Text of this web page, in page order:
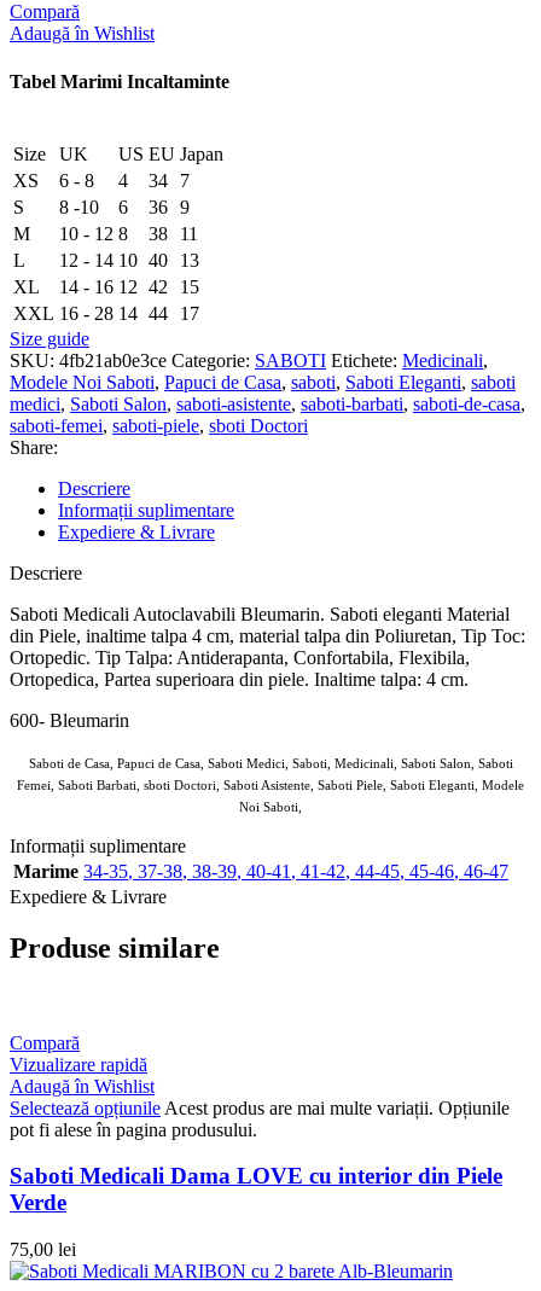
Compară
Adaugă în Wishlist
Tabel Marimi Incaltaminte
Size UK US EU Japan
XS
6 - 8 4 34
7
S
8 -10 6 36 9
M
10 - 12 8 38
11
L
12 - 14 10 40
13
XL
14 - 16 12 42
15
XXL 16 - 28 14 44
17
Size guide
SKU: 4fb21ab0e3ce Categorie: SABOTI Etichete: Medicinali,
Modele Noi Saboti, Papuci de Casa, saboti, Saboti Eleganti, saboti
medici, Saboti Salon, saboti-asistente, saboti-barbati, saboti-de-casa,
saboti-femei, saboti-piele, sboti Doctori
Share:
Descriere
Informații suplimentare
Expediere & Livrare
Descriere
Saboti Medicali Autoclavabili Bleumarin. Saboti eleganti Material
din Piele, inaltime talpa 4 cm, material talpa din Poliuretan, Tip Toc:
Ortopedic. Tip Talpa: Antiderapanta, Confortabila, Flexibila,
Ortopedica, Partea superioara din piele. Inaltime talpa: 4 cm.
600- Bleumarin
Saboti de Casa, Papuci de Casa, Saboti Medici, Saboti, Medicinali, Saboti Salon, Saboti
Femei, Saboti Barbati, sboti Doctori, Saboti Asistente, Saboti Piele, Saboti Eleganti, Modele
Noi Saboti,
Informații suplimentare
Marime 34-35, 37-38, 38-39, 40-41 , 41-42, 44-45, 45-46, 46-47
Expediere & Livrare
Produse similare
Compară
Vizualizare rapidă
Adaugă în Wishlist
Selectează opțiunile Acest produs are mai multe variații. Opțiunile
pot fi alese în pagina produsului.
Saboti Medicali Dama LOVE cu interior din Piele
Verde
75,00 lei